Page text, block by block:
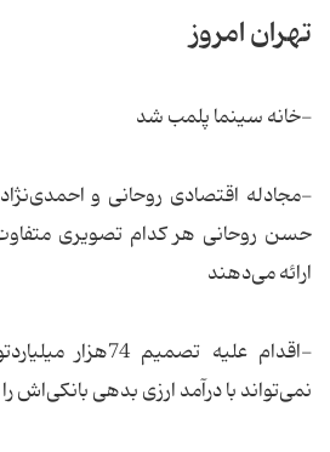
تهران امروز
-خانه سینما پلمب شد
-مجادله اقتصادی روحانی و
حسن روحانی هر كدام تصویری
ارائه می‌دهند
-اقدام علیه تصمیم
نمی‌تواند با درآمد ارزی بدهی بانکی‌اش